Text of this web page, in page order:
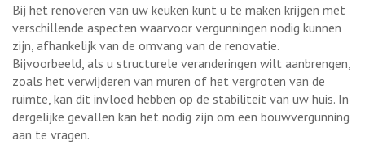
Bij het renoveren van uw keuken kunt u te maken krijgen met
verschillende aspecten waarvoor vergunningen nodig kunnen
zijn, afhankelijk van de omvang van de renovatie.
Bijvoorbeeld, als u structurele veranderingen wilt aanbrengen,
zoals het verwijderen van muren of het vergroten van de
ruimte, kan dit invloed hebben op de stabiliteit van uw huis. In
dergelijke gevallen kan het nodig zijn om een bouwvergunning
aan te vragen.